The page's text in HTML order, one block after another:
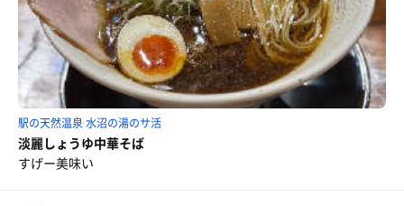
駅の天然温泉 水沼の湯のサ活
淡麗しょうゆ中華そば
すげー美味い